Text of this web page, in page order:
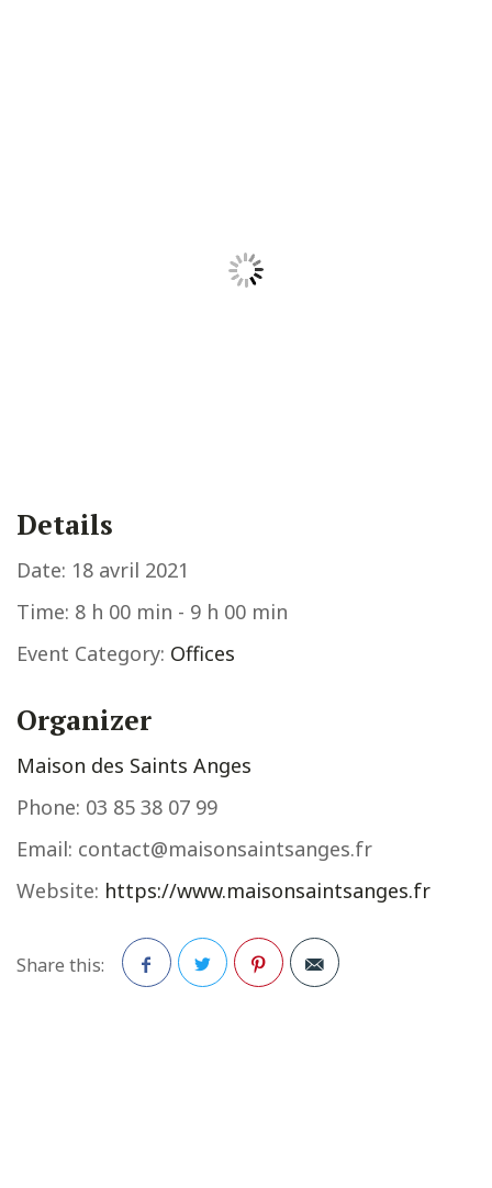
Details
Date: 18 avril 2021
Time: 8 h 00 min - 9 h 00 min
Event Category: Offices
Organizer
Maison des Saints Anges
Phone: 03 85 38 07 99
Email: contact@maisonsaintsanges.fr
Website: https://www.maisonsaintsanges.fr
Share this: